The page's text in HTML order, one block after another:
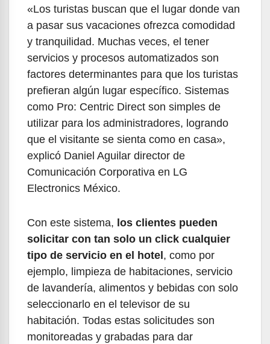
«Los turistas buscan que el lugar donde van
a pasar sus vacaciones ofrezca comodidad
y tranquilidad. Muchas veces, el tener
servicios y procesos automatizados son
factores determinantes para que los turistas
prefieran algún lugar específico. Sistemas
como Pro: Centric Direct son simples de
utilizar para los administradores, logrando
que el visitante se sienta como en casa»,
explicó Daniel Aguilar director de
Comunicación Corporativa en LG
Electronics México.
Con este sistema, los clientes pueden
solicitar con tan solo un click cualquier
tipo de servicio en el hotel , como por
ejemplo, limpieza de habitaciones, servicio
de lavandería, alimentos y bebidas con solo
seleccionarlo en el televisor de su
habitación. Todas estas solicitudes son
monitoreadas y grabadas para dar